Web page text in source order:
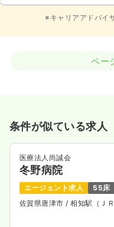
※キャリアアドバイ
ペー
条件が似ている求人
医療法人尚誠会
冬野病院
エージェント求人 55床
佐賀県唐津市/ 相知駅（Ｊ